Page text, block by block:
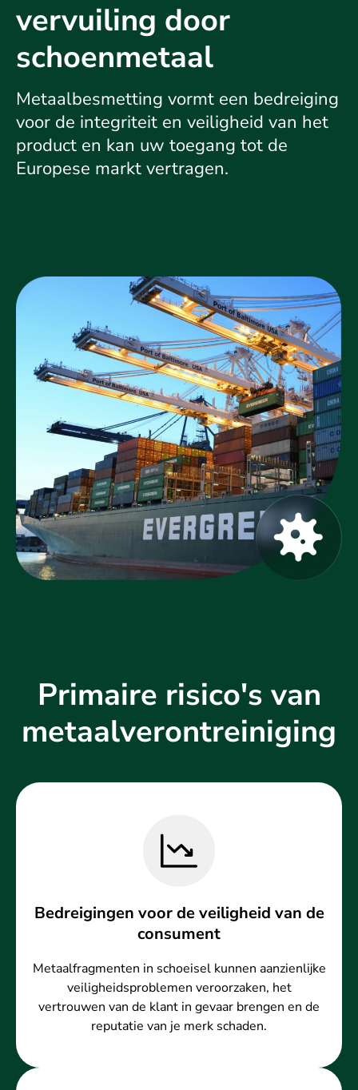
vervuiling door
schoenmetaal
Metaalbesmetting vormt een bedreiging
voor de integriteit en veiligheid van het
product en kan uw toegang tot de
Europese markt vertragen.
Primaire risico's van
metaalverontreiniging
Bedreigingen voor de veiligheid van de
consument
Metaalfragmenten in schoeisel kunnen aanzienlijke
veiligheidsproblemen veroorzaken, het
vertrouwen van de klant in gevaar brengen en de
reputatie van je merk schaden.